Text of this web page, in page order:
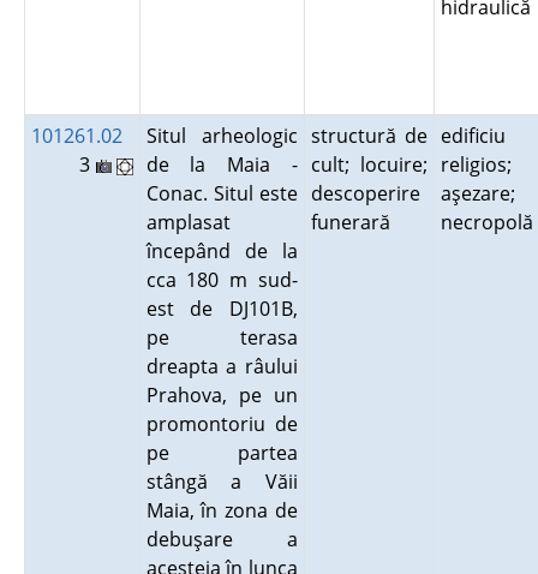
101261.02
3
Situl arheologic
de la Maia -
Conac. Situl este
amplasat
începând de la
cca 180 m sud-
est de DJ101B,
pe terasa
dreapta a râului
Prahova, pe un
promontoriu de
pe partea
stângă a Văii
Maia, în zona de
debuşare a
acesteia în lunca
structură de
cult; locuire;
descoperire
funerară
edificiu
religios;
aşezare;